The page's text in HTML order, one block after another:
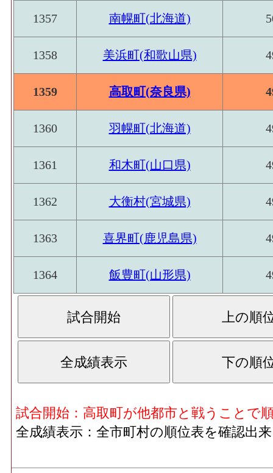
1357 南幌町(北海道)
1358 美浜町(和歌山県)
1359 高取町(奈良県)
1360 羽幌町(北海道)
1361 和木町(山口県)
1362 大衡村(宮城県)
1363 喜界町(鹿児島県)
1364 飯豊町(山形県)
試合開始：高取町が他都市と戦うことで
全成績表示：全市町村の順位表を確認出